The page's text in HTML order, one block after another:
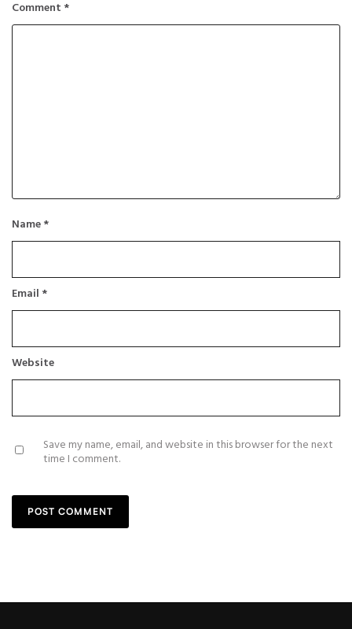
Comment *
Name*
Email *
Website
Save my name, email, and website in this browser for the next
time I comment.